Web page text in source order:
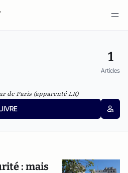
1
Articles
de Paris (apparenté LR)
: mais